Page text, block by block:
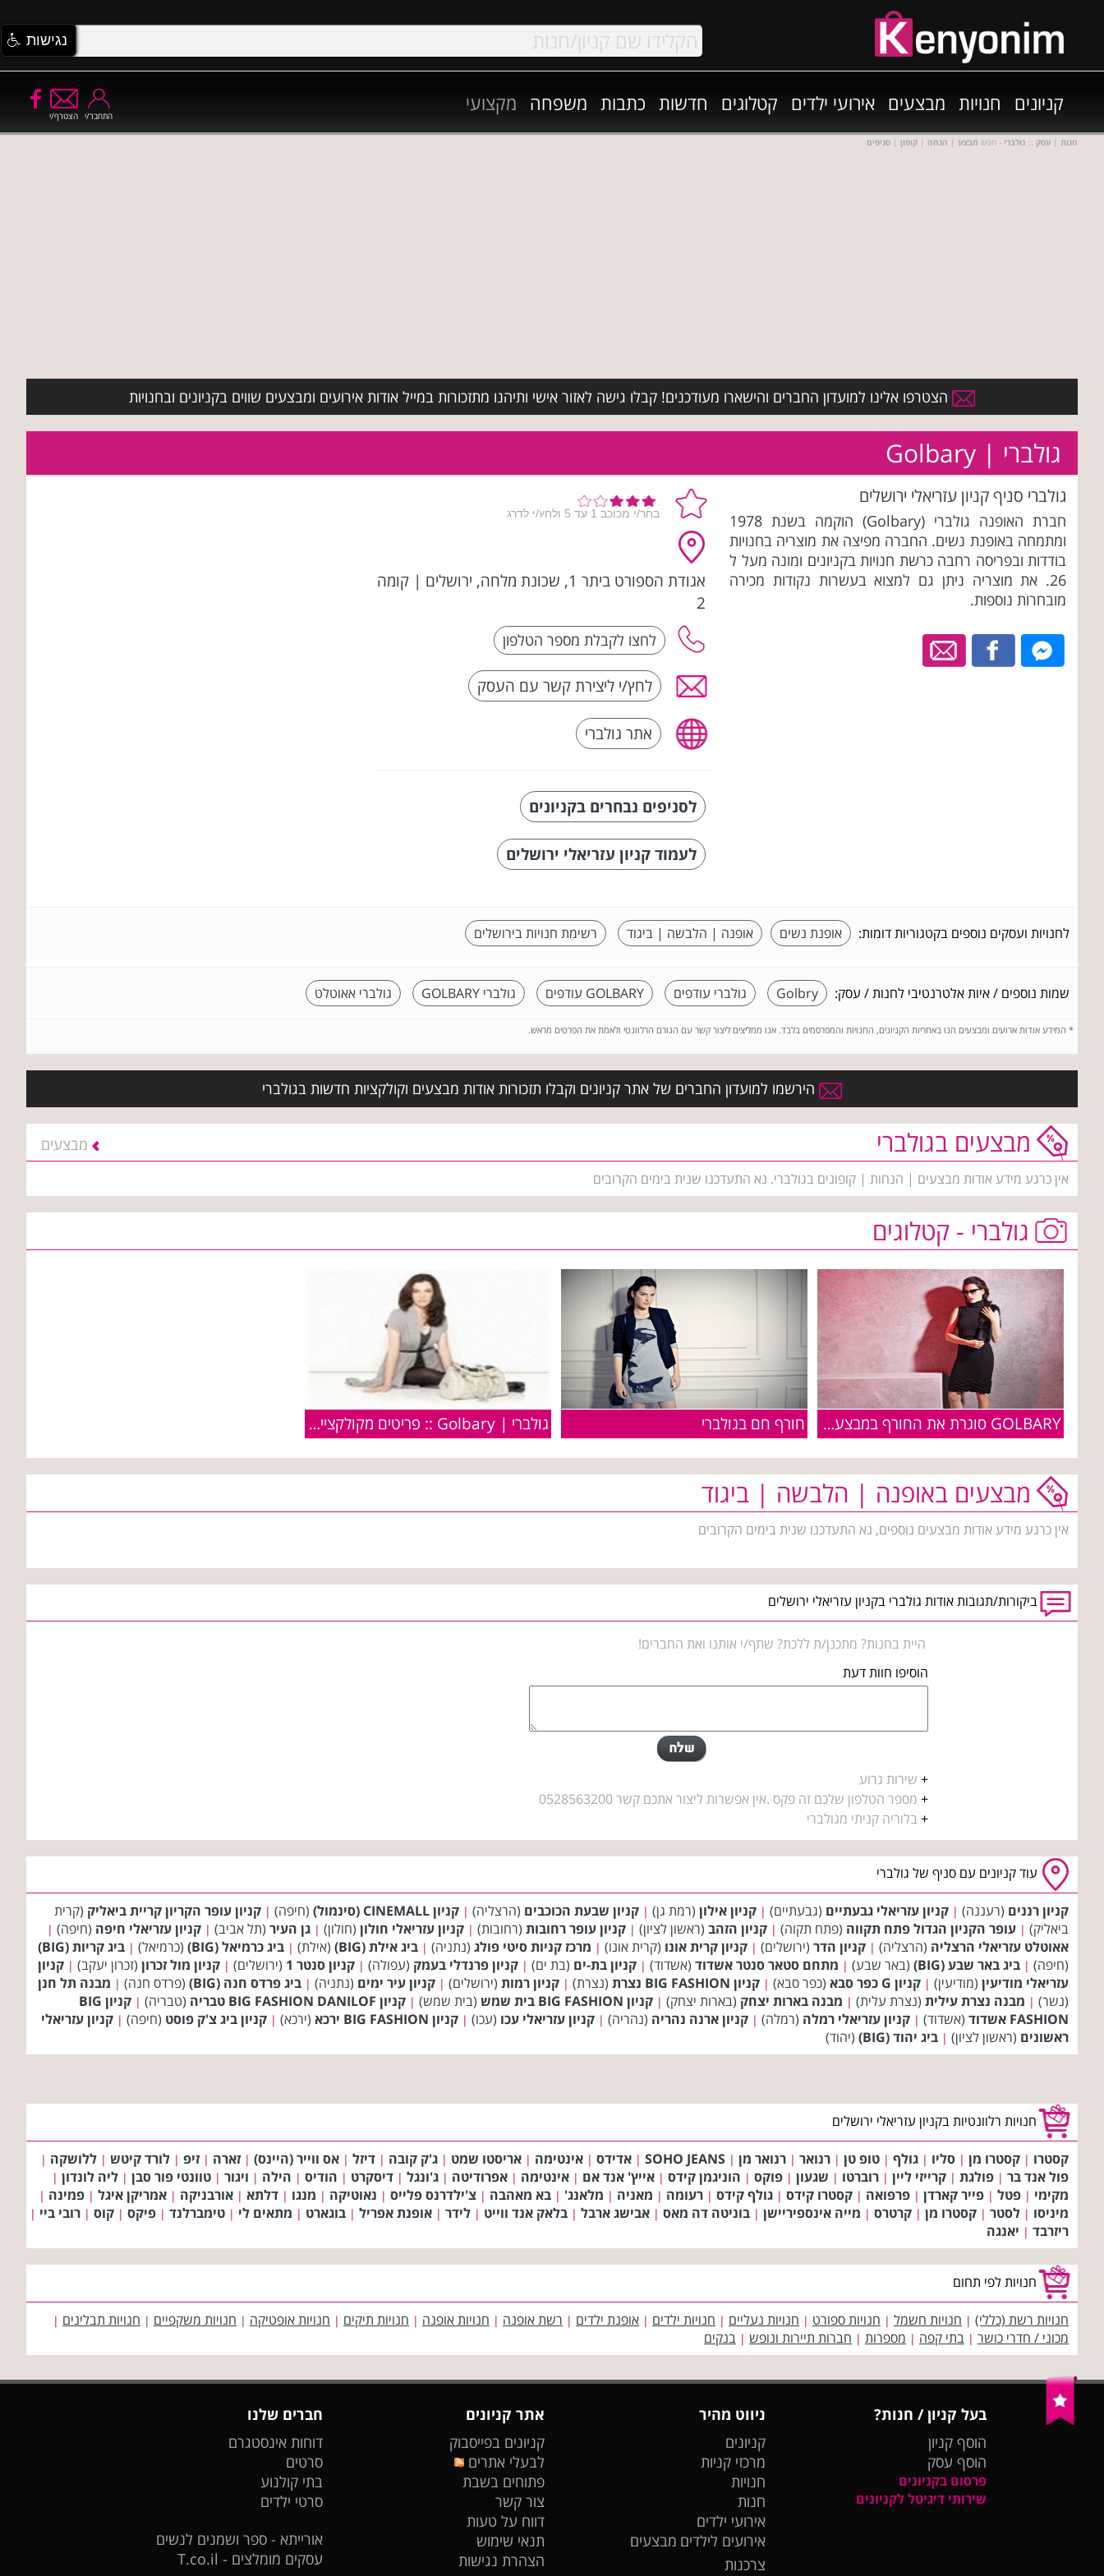
קניונים חנויות מבצעים אירועי ילדים קטלוגים חדשות כתבות משפחה מקצועי
הצטרף/י התחבר/י
חנות | עסק :: גולברי - חפש מבצע | הנחה | קופון | סניפים
הצטרפו אלינו למועדון החברים והישארו מעודכנים! קבלו גישה לאזור אישי ותיהנו מתזכורות במייל אודות אירועים ומבצעים שווים בקניונים ובחנויות
גולברי | Golbary
גולברי סניף קניון עזריאלי ירושלים
חברת האופנה גולברי (Golbary) הוקמה בשנת 1978
ומתמחה באופנת נשים. החברה מפיצה את מוצריה בחנויות
בודדות ובפריסה רחבה כרשת חנויות בקניונים ומונה מעל ל
26. את מוצריה ניתן גם למצוא בעשרות נקודות מכירה
מובחרות נוספות.
אגודת הספורט ביתר 1, שכונת מלחה, ירושלים | קומה
2
לחץ/י ליצירת קשר עם העסק
אתר גולברי
לסניפים נבחרים בקניונים
לעמוד קניון עזריאלי ירושלים
לחנויות ועסקים נוספים בקטגוריות דומות: אופנת נשים אופנה | הלבשה | ביגוד רשימת חנויות בירושלים
שמות נוספים / איות אלטרנטיבי לחנות / עסק: Golbry גולברי עודפים GOLBARY עודפים גולברי GOLBARY גולברי אאוטלט
* המידע אודות ארועים ומבצעים הנו באחריות הקניונים, החנויות והמפרסמים בלבד. אנו ממליצים ליצור קשר עם הגורם הרלוונטי ולאמת את הפרטים מראש.
הירשמו למועדון החברים של אתר קניונים וקבלו תזכורות אודות מבצעים וקולקציות חדשות בגולברי
מבצעים בגולברי מבצעים
אין כרגע מידע אודות מבצעים | הנחות | קופונים בגולברי. נא התעדכנו שנית בימים הקרובים
גולברי - קטלוגים
GOLBARY סוגרת את החורף במבצע 50% על כל פרטי החורף חורף חם בגולברי גולברי | Golbary :: פריטים מקולקציית חורף 2010/11
מבצעים באופנה | הלבשה | ביגוד
אין כרגע מידע אודות מבצעים נוספים, נא התעדכנו שנית בימים הקרובים
ביקורות/תגובות אודות גולברי בקניון עזריאלי ירושלים
היית בחנות? מתכנן/ת ללכת? שתף/י אותנו ואת החברים!
הוסיפו חוות דעת
+ שירות גרוע
+ מספר הטלפון שלכם זה פקס .אין אפשרות ליצור אתכם קשר 0528563200
+ בלוריה קניתי מגולברי
עוד קניונים עם סניף של גולברי
קניון רננים (רעננה) | קניון עזריאלי גבעתיים (גבעתיים) | קניון אילון (רמת גן) | קניון שבעת הכוכבים (הרצליה) | קניון CINEMALL (סינמול) (חיפה) | קניון עופר הקריון קריית ביאליק (קרית
ביאליק) | עופר הקניון הגדול פתח תקווה (פתח תקוה) | קניון הזהב (ראשון לציון) | קניון עופר רחובות (רחובות) | קניון עזריאלי חולון (חולון) | גן העיר (תל אביב) | קניון עזריאלי חיפה (חיפה) |
אאוטלט עזריאלי הרצליה (הרצליה) | קניון הדר (ירושלים) | קניון קרית אונו (קרית אונו) | מרכז קניות סיטי פולג (נתניה) | ביג אילת (BIG) (אילת) | ביג כרמיאל (BIG) (כרמיאל) | ביג קריות (BIG)
(חיפה) | ביג באר שבע (BIG) (באר שבע) | מתחם סטאר סנטר אשדוד (אשדוד) | קניון בת-ים (בת ים) | קניון פרנדלי בעמק (עפולה) | קניון סנטר 1 (ירושלים) | קניון מול זכרון (זכרון יעקב) | קניון
עזריאלי מודיעין (מודיעין) | קניון G כפר סבא (כפר סבא) | קניון BIG FASHION נצרת (נצרת) | קניון רמות (ירושלים) | קניון עיר ימים (נתניה) | ביג פרדס חנה (BIG) (פרדס חנה) | מבנה תל חנן
(נשר) | מבנה נצרת עילית (נצרת עלית) | מבנה בארות יצחק (בארות יצחק) | קניון BIG FASHION בית שמש (בית שמש) | קניון BIG FASHION DANILOF טבריה (טבריה) |
קניון BIG
FASHION אשדוד
(אשדוד) | קניון עזריאלי רמלה (רמלה) | קניון ארנה נהריה (נהריה) | קניון עזריאלי עכו (עכו) | קניון BIG FASHION ירכא (ירכא) | קניון ביג צ'ק פוסט (חיפה) | קניון עזריאלי
ראשונים (ראשון לציון) | ביג יהוד (BIG) (יהוד)
חנויות רלוונטיות בקניון עזריאלי ירושלים
קסטרו | קסטרו מן | סליו | גולף | טופ טן | רנואר | רנואר מן |
SOHO JEANS
| אדידס | אינטימה | אריסטו שמט | ג'ק קובה | דיזל | אס ווייר (היינס) | זארה | זיפ | לורד קיטש | ללושקה |
פול אנד בר | פולגת | קרייזי ליין | רוברטו | שגעון | פוקס | הוניגמן קידס | אייץ' אנד אם | אינטימה | אפרודיטה | ג'ונגל | דיסקרט | הודיס | הילה | ויגור | טוונטי פור סבן | ליה לונדון |
מקימי | פטל | פייר קארדן | פרפואה | קסטרו קידס | גולף קידס | רעומה | מאניה | מלאנג' | בא מאהבה | צ'ילדרנס פלייס | נאוטיקה | מנגו | דלתא | אורבניקה | אמריקן איגל | פמינה |
מיניסו | לסטר | קסטרו מן | קרטרס | מייה אינספיריישן | בוניטה דה מאס | אבישג ארבל | בלאק אנד ווייט | לידר | אופנת אפריל | בוגארט | מתאים לי | טימברלנד | פיקס | קוס | רובי ביי |
ריזרבד | יאנגה
חנויות לפי תחום
חנויות רשת (כללי) | חנויות חשמל | חנויות ספורט | חנויות נעליים | חנויות ילדים | אופנת ילדים | רשת אופנה | חנויות אופנה | חנויות תיקים | חנויות אופטיקה | חנויות משקפיים | חנויות תבלינים |
מכוני / חדרי כושר | בתי קפה | מספרות | חברות תיירות ונופש | בנקים
בעל קניון / חנות?
הוסף קניון
הוסף עסק
פרסום בקניונים
שירותי דיגיטל לקניונים
ניווט מהיר
קניונים
מרכזי קניות
חנויות
חנות
אירועי ילדים
אירועים לילדים מבצעים
צרכנות
אתר קניונים
קניונים בפייסבוק
לבעלי אתרים
פתוחים בשבת
צור קשר
דווח על טעות
תנאי שימוש
הצהרת נגישות
חברים שלנו
דוחות אינסטגרם
סרטים
בתי קולנוע
סרטי ילדים
אורייתא - ספר ושמנים לנשים
עסקים מומלצים - T.co.il
נגישות